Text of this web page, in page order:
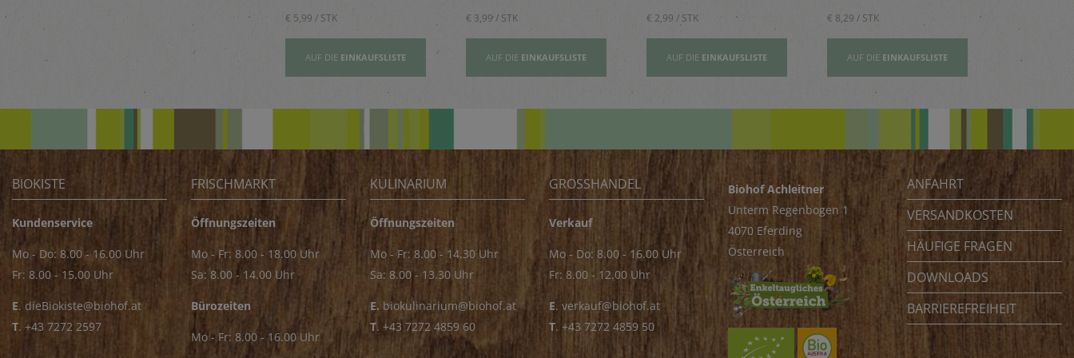
€ 5,99 / STK
AUF DIE EINKAUFSLISTE
€ 3,99 / STK
AUF DIE EINKAUFSLISTE
€ 2,99 / STK
AUF DIE EINKAUFSLISTE
€ 8,29 / STK
AUF DIE EINKAUFSLISTE
BIOKISTE
Kundenservice
Mo - Do: 8.00 - 16.00 Uhr
Fr: 8.00 - 15.00 Uhr
E. dieBiokiste@biohof.at
T. +43 7272 2597
FRISCHMARKT
Öffnungszeiten
Mo - Fr: 8.00 - 18.00 Uhr
Sa: 8.00 - 14.00 Uhr
Bürozeiten
Mo - Fr: 8.00 - 16.00 Uhr
KULINARIUM
Öffnungszeiten
Mo - Fr: 8.00 - 14.30 Uhr
Sa: 8.00 - 13.30 Uhr
E. biokulinarium@biohof.at
T. +43 7272 4859 60
GROSSHANDEL
Verkauf
Mo - Do: 8.00 - 16.00 Uhr
Fr: 8.00 - 12.00 Uhr
E. verkauf@biohof.at
T. +43 7272 4859 50
Biohof Achleitner
Unterm Regenbogen 1
4070 Eferding
Österreich
ANFAHRT
VERSANDKOSTEN
HÄUFIGE FRAGEN
DOWNLOADS
BARRIEREFREIHEIT